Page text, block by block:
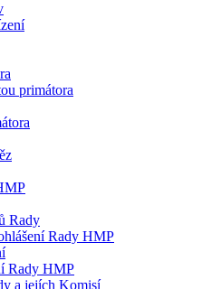
primátora
Rady
Rady HMP
Rady HMP
a jejích Komisí